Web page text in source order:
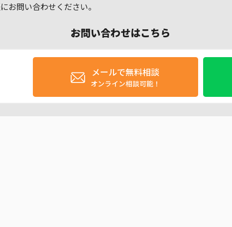
お問い合わせください。
お問い合わせはこちら
メールで無料相談
オンライン相談可能！